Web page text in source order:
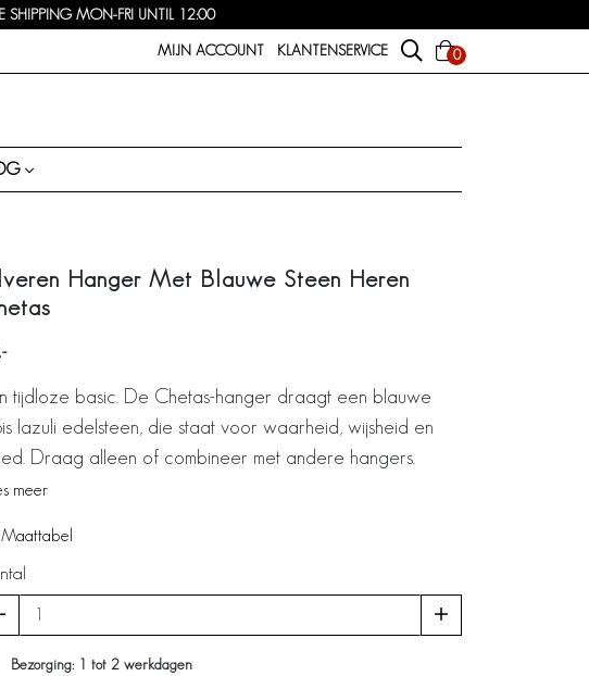
SHIPPING MON-FRI UNTIL 12:00
MIJN ACCOUNT KLANTENSERVICE 0
Hanger Met Blauwe Steen Heren
tijdloze basic. De Chetas-hanger draagt een blauwe
lazuli edelsteen, die staat voor waarheid, wijsheid en
Draag alleen of combineer met andere hangers.
meer
Maattabel
Bezorging: 1 tot 2 werkdagen